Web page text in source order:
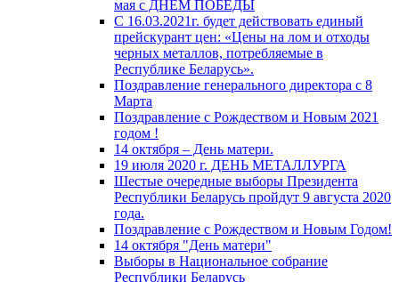
мая с ДНЕМ ПОБЕДЫ
С 16.03.2021г. будет действовать единый
прейскурант цен: «Цены на лом и отходы
черных металлов, потребляемые в
Республике Беларусь».
Поздравление генерального директора с 8
Марта
Поздравление с Рождеством и Новым 2021
годом !
14 октября – День матери.
19 июля 2020 г. ДЕНЬ МЕТАЛЛУРГА
Шестые очередные выборы Президента
Республики Беларусь пройдут 9 августа 2020
года.
Поздравление с Рождеством и Новым Годом!
14 октября "День матери"
Выборы в Национальное собрание
Республики Беларусь